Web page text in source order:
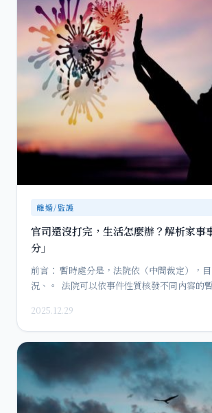
離婚/監護
官司還沒打完，生活怎麼辦？解析家事
分」
前言： 暫時處分是，法院依（中間裁定），目的在因應緊急狀
況、。 法院可以依事件性質核發不同內容的
2025.12.29